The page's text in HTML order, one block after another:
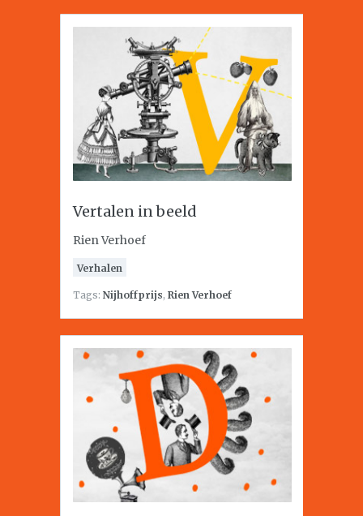
Vertalen in beeld
Rien Verhoef
Verhalen
Tags: Nijhoffprijs, Rien Verhoef